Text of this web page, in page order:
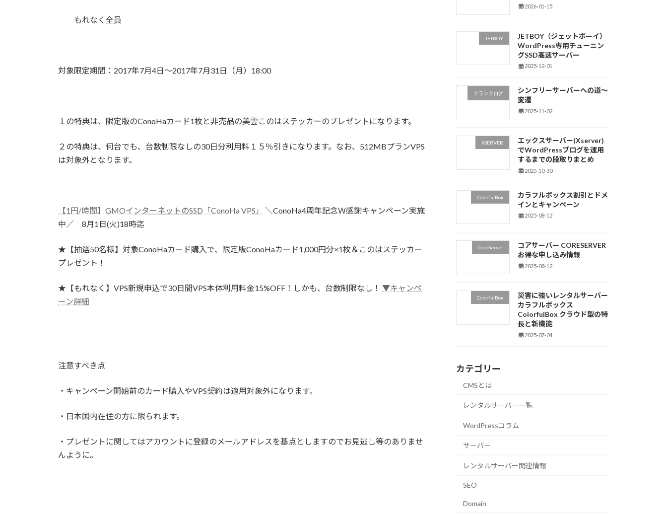
もれなく全員
対象限定期間：2017年7月4日～2017年7月31日（月）18:00
１の特典は、限定版のConoHaカード1枚と非売品の美雲このはステッカーのプレゼントになります。
２の特典は、何台でも、台数制限なしの30日分利用料１５％引きになります。なお、512MBプランVPS
は対象外となります。
【1円/時間】GMOインターネットのSSD「ConoHa VPS」
＼ConoHa4周年記念Ｗ感謝キャンペーン実施
中／ 8月1日(火)18時迄
★【抽選50名様】対象ConoHaカード購入で、限定版ConoHaカード1,000円分×1枚＆このはステッカー
プレゼント！
★【もれなく】VPS新規申込で30日間VPS本体利用料金15%OFF！しかも、台数制限なし！ ▼キャンペ
ーン詳細
注意すべき点
・キャンペーン開始前のカード購入やVPS契約は適用対象外になります。
・日本国内在住の方に限られます。
・プレゼントに関してはアカウントに登録のメールアドレスを基点としますのでお見逃し等のありませ
んように。
2026-01-15
JETBOY
JETBOY（ジェットボーイ）
WordPress専用チューニン
グSSD高速サーバー
2025-12-01
クランクログ
シンフリーサーバーへの道～
変遷
2025-11-02
XSERVER
エックスサーバー(Xserver)
でWordPressブログを運用
するまでの段取りまとめ
2025-10-30
ColorfulBox
カラフルボックス割引とドメ
インとキャンペーン
2025-08-12
CoreServer
コアサーバー CORESERVER
お得な申し込み情報
2025-08-12
ColorfulBox
災害に強いレンタルサーバー
カラフルボックス
ColorfulBox クラウド型の特
長と新機能
2025-07-04
カテゴリー
CMSとは
レンタルサーバー一覧
WordPressコラム
サーバー
レンタルサーバー関連情報
SEO
Domain